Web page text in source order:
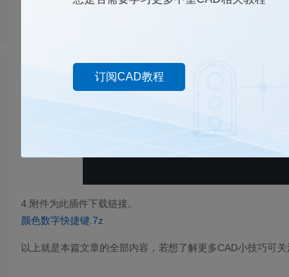
4.附件为此插件下载链接。
颜色数字快捷键.7z
以上就是本篇文章的全部内容，若想了解更多CAD小技巧可关
订阅CAD教程